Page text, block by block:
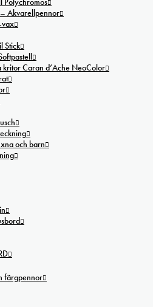
Akvarellpennor
vax
Stick
kritor Caran d’Ache NeoColor
och barn
färgpennor